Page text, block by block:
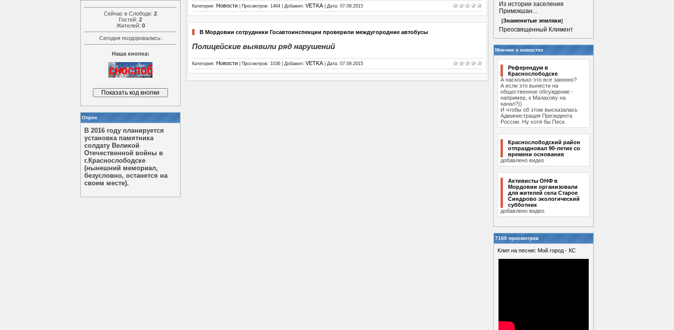
Сейчас в Слободе: 2
Гостей: 2
Жителей: 0
Сегодня поздоровались:
Наша кнопка:
Опрос
В 2016 году планируется
установка памятника
солдату Великой
Отечественной войны в
г.Краснослободске
(нынешний мемориал,
безусловно, останется на
своем месте).
Категория: Новости | Просмотров: 1464 | Добавил: VETKA| Дата: 07.09.2015
В Мордовии сотрудники Госавтоинспекции проверили междугородние автобусы
Полицейские выявили ряд нарушений
Категория: Новости | Просмотров: 1036 | Добавил: VETKA| Дата: 07.09.2015
Из истории заселения
Примокшан...
[Знаменитые земляки]
Преосвященный Климент
Мнения о новостях
Референдум в
Краснослободске
А насколько это все законно?
А если это вынести на
общественное обсуждение -
например, к Малахову на
канал?))
И чтобы об этом высказалась
Администрация Президента
России. Ну хотя бы Песк
Краснослободский район
отпраздновал 90-летие со
времени основания
добавлено видео
Активисты ОНФ в
Мордовии организовали
для жителей села Старое
Синдрово экологический
субботник
добавлено видео.
7160 просмотров
Клип на песню: Мой город - КС